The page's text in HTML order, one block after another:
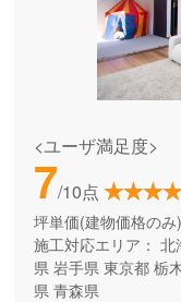
<ユーザ満足度>
7/10点
坪単価(建物価格のみ)
施工対応エリア： 北
県 岩手県 東京都 栃
県 青森県